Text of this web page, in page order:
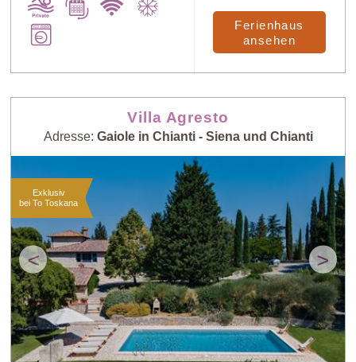
Preis: niedrig >
niedrig
hoch > niedrig
Neueste Häuser
Ferienhaus
ansehen
Villa Agresto
Adresse: Gaiole in Chianti - Siena und Chianti
< >
Exklusiv
bei To Toskana